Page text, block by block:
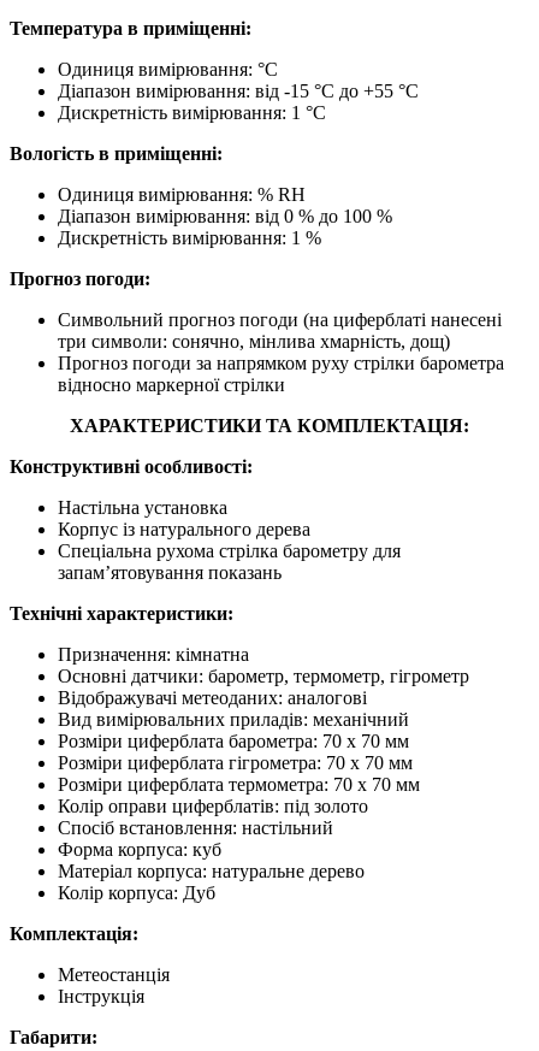
Температура в приміщенні:
Одиниця вимірювання: °C
Діапазон вимірювання: від -15 °C до +55 °C
Дискретність вимірювання: 1 °C
Вологість в приміщенні:
Одиниця вимірювання: % RH
Діапазон вимірювання: від 0 % до 100 %
Дискретність вимірювання: 1 %
Прогноз погоди:
Символьний прогноз погоди (на циферблаті нанесені
три символи: сонячно, мінлива хмарність, дощ)
Прогноз погоди за напрямком руху стрілки барометра
відносно маркерної стрілки
ХАРАКТЕРИСТИКИ ТА КОМПЛЕКТАЦІЯ:
Конструктивні особливості:
Настільна установка
Корпус із натурального дерева
Спеціальна рухома стрілка барометру для
запам’ятовування показань
Технічні характеристики:
Призначення: кімнатна
Основні датчики: барометр, термометр, гігрометр
Відображувачі метеоданих: аналогові
Вид вимірювальних приладів: механічний
Розміри циферблата барометра: 70 x 70 мм
Розміри циферблата гігрометра: 70 x 70 мм
Розміри циферблата термометра: 70 x 70 мм
Колір оправи циферблатів: під золото
Спосіб встановлення: настільний
Форма корпуса: куб
Матеріал корпуса: натуральне дерево
Колір корпуса: Дуб
Комплектація:
Метеостанція
Інструкція
Габарити: